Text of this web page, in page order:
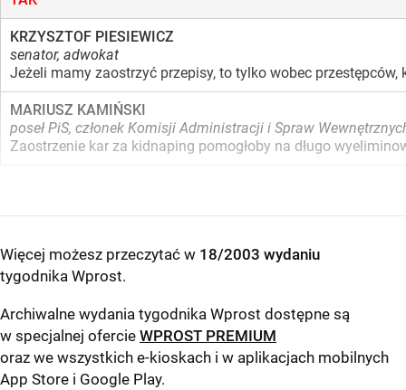
KRZYSZTOF PIESIEWICZ
senator, adwokat
Jeżeli mamy zaostrzyć przepisy, to tylko wobec
MARIUSZ KAMIŃSKI
poseł PiS, członek Komisji Administracji i Spraw
Zaostrzenie kar za kidnaping pomogłoby na długo
Więcej możesz przeczytać w 18/2003 wydaniu
tygodnika Wprost.
Archiwalne wydania tygodnika Wprost dostępne są
w specjalnej ofercie WPROST PREMIUM
oraz we wszystkich e-kioskach i w aplikacjach mobilnych
App Store i Google Play.